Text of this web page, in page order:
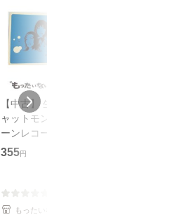
【中古】 生命力 / チ
ャットモンチー / キュ
ーンレコード [CD]
【メール便送料無料】
355円
もったいない本舗